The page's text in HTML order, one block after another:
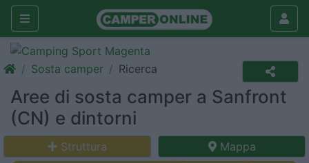
Sosta camper Ricerca
Aree di sosta camper a Sanfront
(CN) e dintorni
Struttura Mappa